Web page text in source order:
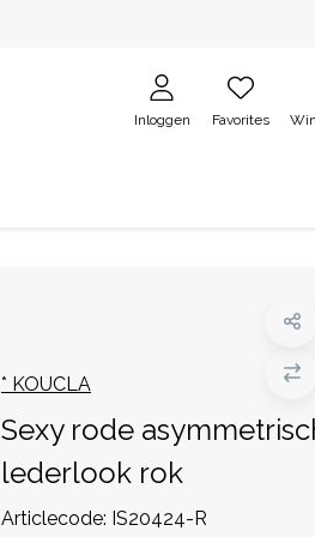
Inloggen Favorites
* KOUCLA
Sexy rode
lederlook rok
Articlecode: IS20424-R